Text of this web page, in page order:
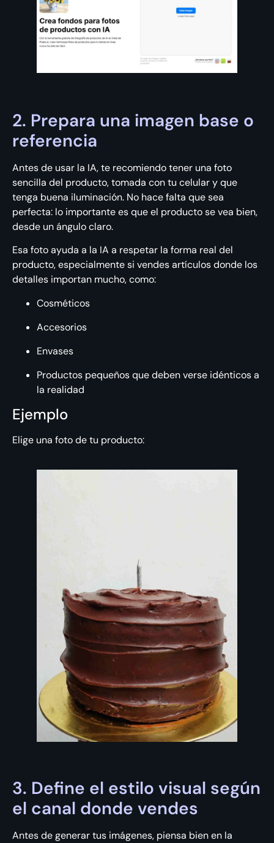
2. Prepara una imagen base o
referencia
Antes de usar la IA, te recomiendo tener una foto
sencilla del producto, tomada con tu celular y que
tenga buena iluminación. No hace falta que sea
perfecta: lo importante es que el producto se vea bien,
desde un ángulo claro.
Esa foto ayuda a la IA a respetar la forma real del
producto, especialmente si vendes artículos donde los
detalles importan mucho, como:
Cosméticos
Accesorios
Envases
Productos pequeños que deben verse idénticos a
la realidad
Ejemplo
Elige una foto de tu producto:
3. Define el estilo visual según
el canal donde vendes
Antes de generar tus imágenes, piensa bien en la